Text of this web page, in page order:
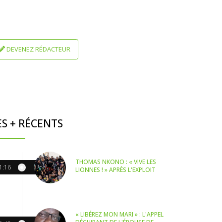
DEVENEZ RÉDACTEUR
+ RÉCENTS
THOMAS NKONO : « VIVE LES
LIONNES ! » APRÈS L'EXPLOIT
« LIBÉREZ MON MARI » : L'APPEL